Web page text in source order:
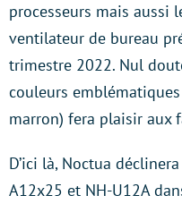
processeurs mais aussi
ventilateur de bureau
trimestre 2022. Nul
couleurs
marron) fera plaisir aux
D’ici là, Noctua
A12x25 et NH-U12A